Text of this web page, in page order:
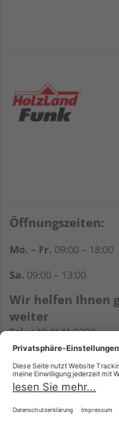
Öffnungszeiten:
Mo. – Fr. 09:00 – 18:00
Sa. 09:00 – 13:00
Wir helfen Ihnen
weiter
Tel.:+49 4141 5380
E-Mail:shop@holzland-
WhatsApp